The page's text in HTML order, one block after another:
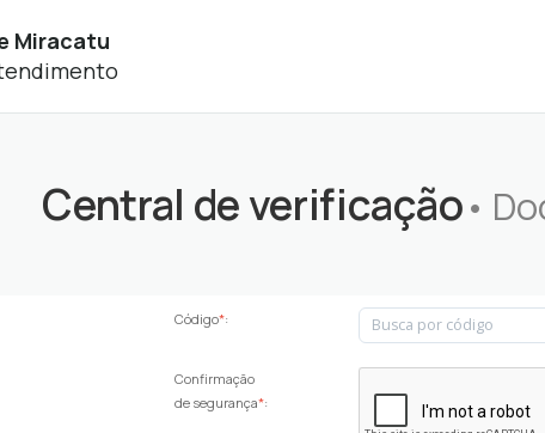
Miracatu
Central de verificação•
Código*:
Confirmação
de segurança*: